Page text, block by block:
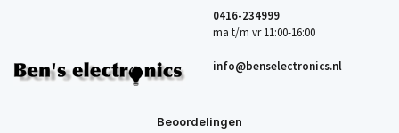
0416-234999
ma t/m vr 11:00-16:00
info@benselectronics.nl
Beoordelingen